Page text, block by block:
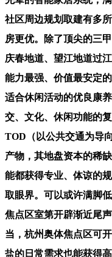
社区周边规划取建有多
房更优。除了顶尖的三
庆春地道、望江地道过
能力最强、价值最安定
适合休闲活动的优良康
交、文化、休闲功能的
TOD（以公共交通为导
产物，其地盘资本的稀
能都获得专业、体谅的
取眼界。可以或许满脚
焦点区室第开辟渐近尾
当，杭州奥体焦点区可
盐的日常需求也能获得